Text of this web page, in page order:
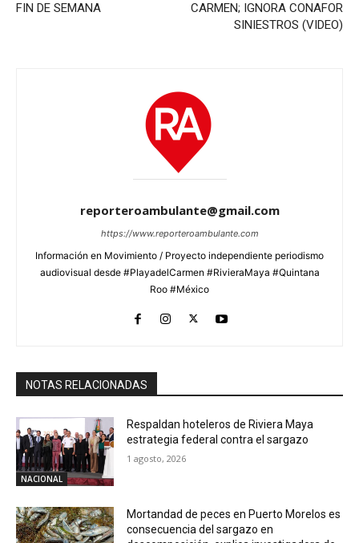
FIN DE SEMANA
CARMEN; IGNORA CONAFOR
SINIESTROS (VIDEO)
reporteroambulante@gmail.com
https://www.reporteroambulante.com
Información en Movimiento / Proyecto independiente periodismo
audiovisual desde #PlayadelCarmen #RivieraMaya #Quintana
Roo #México
NOTAS RELACIONADAS
NACIONAL
Respaldan hoteleros de Riviera Maya
estrategia federal contra el sargazo
1 agosto, 2026
Mortandad de peces en Puerto Morelos es
consecuencia del sargazo en